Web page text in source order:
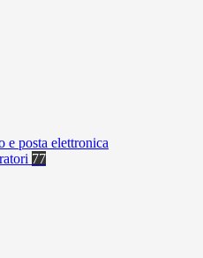
e posta elettronica
77